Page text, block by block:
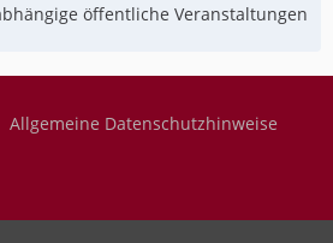
öffentliche Veranstaltungen
Allgemeine Datenschutzhinweise